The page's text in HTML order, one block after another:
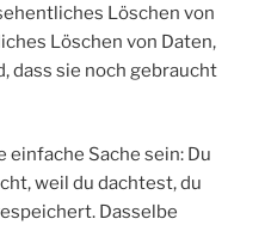
Löschen von
Löschen von Daten,
dass sie noch gebraucht
einfache Sache sein: Du
weil du dachtest, du
Dasselbe